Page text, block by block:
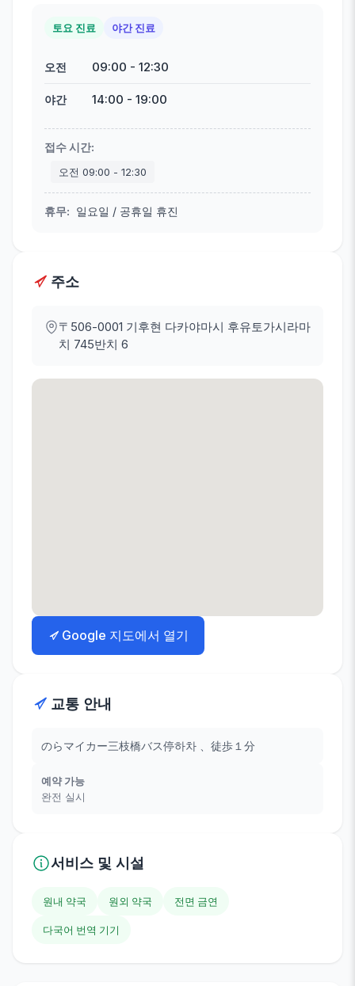
토요 진료 야간 진료
오전 09:00 - 12:30
야간 14:00 - 19:00
접수 시간:
오전 09:00 - 12:30
휴무: 일요일 / 공휴일 휴진
주소
〒506-0001 기후현 다카야마시 후유토가시라마
치 745반치 6
Google 지도에서 열기
교통 안내
のらマイカー三枝橋バス停하차 、徒歩１分
예약 가능
완전 실시
서비스 및 시설
원내 약국 원외 약국 전면 금연
다국어 번역 기기